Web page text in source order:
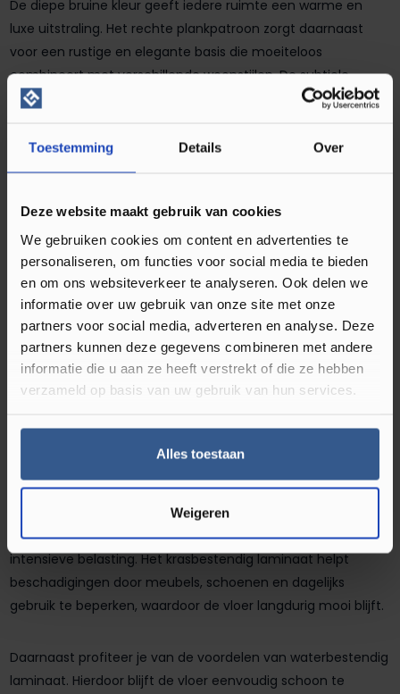
Toestemming Details Over
Deze website maakt gebruik van cookies
We gebruiken cookies om content en advertenties te
personaliseren, om functies voor social media te bieden
en om ons websiteverkeer te analyseren. Ook delen we
informatie over uw gebruik van onze site met onze
partners voor social media, adverteren en analyse. Deze
partners kunnen deze gegevens combineren met andere
informatie die u aan ze heeft verstrekt of die ze hebben
verzameld op basis van uw gebruik van hun services.
Alles toestaan
Weigeren
De diepe bruine kleur geeft iedere ruimte een warme en
luxe uitstraling. Het rechte plankpatroon zorgt daarnaast
voor een rustige en elegante basis die moeiteloos
combineert met verschillende woonstijlen. De subtiele
houtdetails en natuurlijke structuur voegen extra diepte toe
Met de Parador Classic 2025 Eiken Oxford donkerbruin creëer
in woonkamers, slaapkamers, werkkamers en andere
intensief gebruikte ruimtes. Dankzij het tijdloze karakter blijft
deze vloer jarenlang een stijlvolle keuze.
Wil je naast laminaat ook andere onderhoudsvriendelijke
vloeren ontdekken? Bekijk dan ook de collectie PVC vloeren
voor extra inspiratie en woonideeën.
Naast de luxe uitstraling biedt deze vloer uitstekende
prestaties voor dagelijks gebruik. De vloer heeft een dikte
van 8 mm en is ontworpen om bestand te zijn tegen
intensieve belasting. Het krasbestendig laminaat helpt
beschadigingen door meubels, schoenen en dagelijks
gebruik te beperken, waardoor de vloer langdurig mooi blijft.
Daarnaast profiteer je van de voordelen van waterbestendig
laminaat. Hierdoor blijft de vloer eenvoudig schoon te